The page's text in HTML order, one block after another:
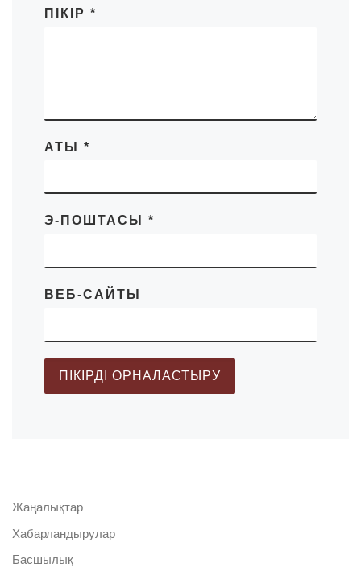
ПІКІР *
АТЫ *
Э-ПОШТАСЫ *
ВЕБ-САЙТЫ
Жаңалықтар
Хабарландырулар
Басшылық